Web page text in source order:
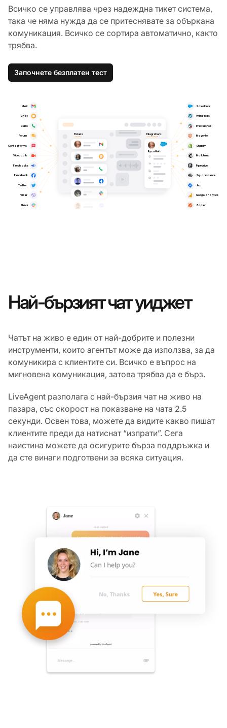
Всичко се управлява чрез надеждна тикет система,
така че няма нужда да се притеснявате за объркана
комуникация. Всичко се сортира автоматично, както
трябва.
Започнете безплатен тест
Най-бързият чат уиджет
Чатът на живо е един от най-добрите и полезни
инструменти, които агентът може да използва, за да
комуникира с клиентите си. Всичко е въпрос на
мигновена комуникация, затова трябва да е бърз.
LiveAgent разполага с най-бързия чат на живо на
пазара, със скорост на показване на чата 2.5
секунди. Освен това, можете да видите какво пишат
клиентите преди да натиснат “изпрати”. Сега
наистина можете да осигурите бърза поддръжка и
да сте винаги подготвени за всяка ситуация.